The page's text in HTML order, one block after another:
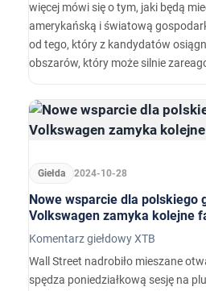
więcej mówi się o tym, jaki będą
amerykańską i światową
od tego, który z kandydatów
obszarów, który może silnie
ceny Bitcoina i Ethereum.
Giełda 2024-10-28
Nowe wsparcie dla polskiego
Volkswagen zamyka kolejne
Komentarz giełdowy XTB
Wall Street nadrobiło mieszane
spędza poniedziałkową sesję na